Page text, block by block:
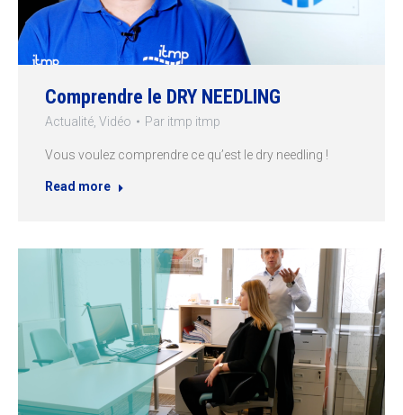
Comprendre le DRY NEEDLING
Actualité Vidéo Par itmp itmp
Vous voulez comprendre ce qu’est le dry needling !
Read more